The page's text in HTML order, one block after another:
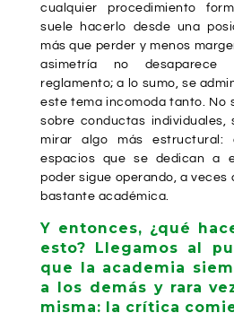
cualquier procedimiento
suele hacerlo desde una
más que perder y menos
asimetría no desaparece
reglamento; a lo sumo, se
este tema incomoda tanto. No
sobre conductas individuales,
mirar algo más
espacios que se dedican a
poder sigue operando, a veces
bastante académica.
Y entonces, ¿qué
esto? Llegamos al
que la academia
a los demás y rara
misma: la crítica